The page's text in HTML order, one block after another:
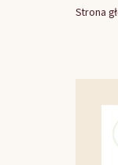
Strona